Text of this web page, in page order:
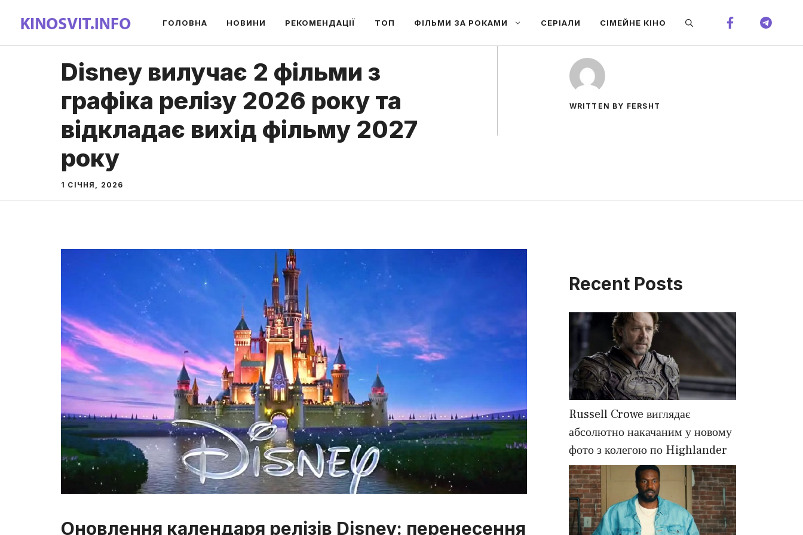
вмісту
ГОЛОВНА НОВИНИ РЕКОМЕНДАЦІЇ ТОП ФІЛЬМИ ЗА РОКАМИ СЕРІАЛИ СІМЕЙНЕ КІНО
Disney вилучає 2 фільми з
графіка релізу 2026 року та
відкладає вихід фільму 2027
року
1 СІЧНЯ, 2026
WRITTEN BY FERSHT
Оновлення календаря релізів Disney: перенесення
Recent Posts
Russell Crowe виглядає
абсолютно накачаним у новому
фото з колегою по Highlander